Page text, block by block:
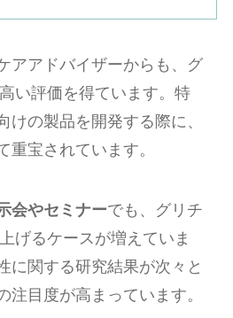
アアドバイザーからも、グ
い評価を得ています。特
けの製品を開発する際に、
重宝されています。
会やセミナーでも、グリチ
げるケースが増えていま
に関する研究結果が次々と
注目度が高まっています。